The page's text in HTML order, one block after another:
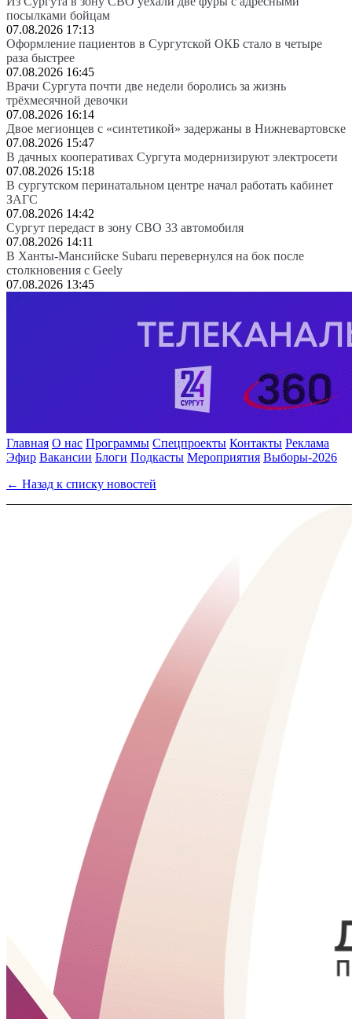
посылками бойцам
07.08.2026 17:13
Оформление пациентов в Сургутской ОКБ стало в четыре
раза быстрее
07.08.2026 16:45
Врачи Сургута почти две недели боролись за жизнь
трёхмесячной девочки
07.08.2026 16:14
Двое мегионцев с «синтетикой» задержаны в Нижневартовске
07.08.2026 15:47
В дачных кооперативах Сургута модернизируют электросети
07.08.2026 15:18
В сургутском перинатальном центре начал работать кабинет
ЗАГС
07.08.2026 14:42
Сургут передаст в зону СВО 33 автомобиля
07.08.2026 14:11
В Ханты-Мансийске Subaru перевернулся на бок после
столкновения с Geely
07.08.2026 13:45
Главная О нас Программы Спецпроекты Контакты Реклама
Эфир Вакансии Блоги Подкасты Мероприятия Выборы-2026
← Назад к списку новостей